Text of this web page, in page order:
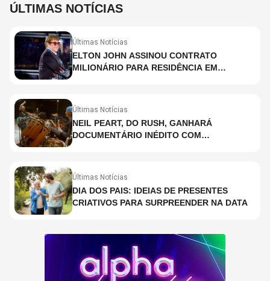
ÚLTIMAS NOTÍCIAS
Últimas Notícias
ELTON JOHN ASSINOU CONTRATO
MILIONÁRIO PARA RESIDÊNCIA EM
Últimas Notícias
NEIL PEART, DO RUSH, GANHARÁ
DOCUMENTÁRIO INÉDITO COM
Últimas Notícias
DIA DOS PAIS: IDEIAS DE PRESENTES
CRIATIVOS PARA SURPREENDER NA DATA